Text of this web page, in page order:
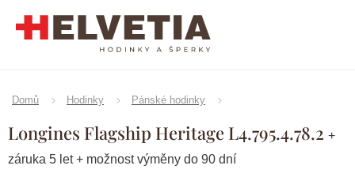
Domů Hodinky Pánské hodinky
Longines Flagship Heritage L4.795.4.78.2 +
záruka 5 let + možnost výměny do 90 dní